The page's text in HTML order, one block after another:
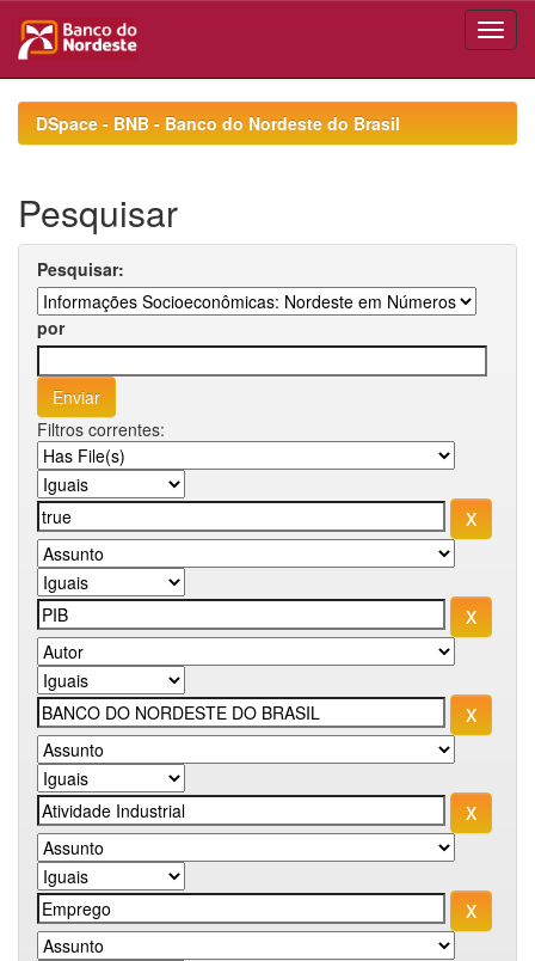
navigationDSpace - BNB - Banco do Nordeste do Brasil
Pesquisar
Pesquisar:
por
Filtros correntes: